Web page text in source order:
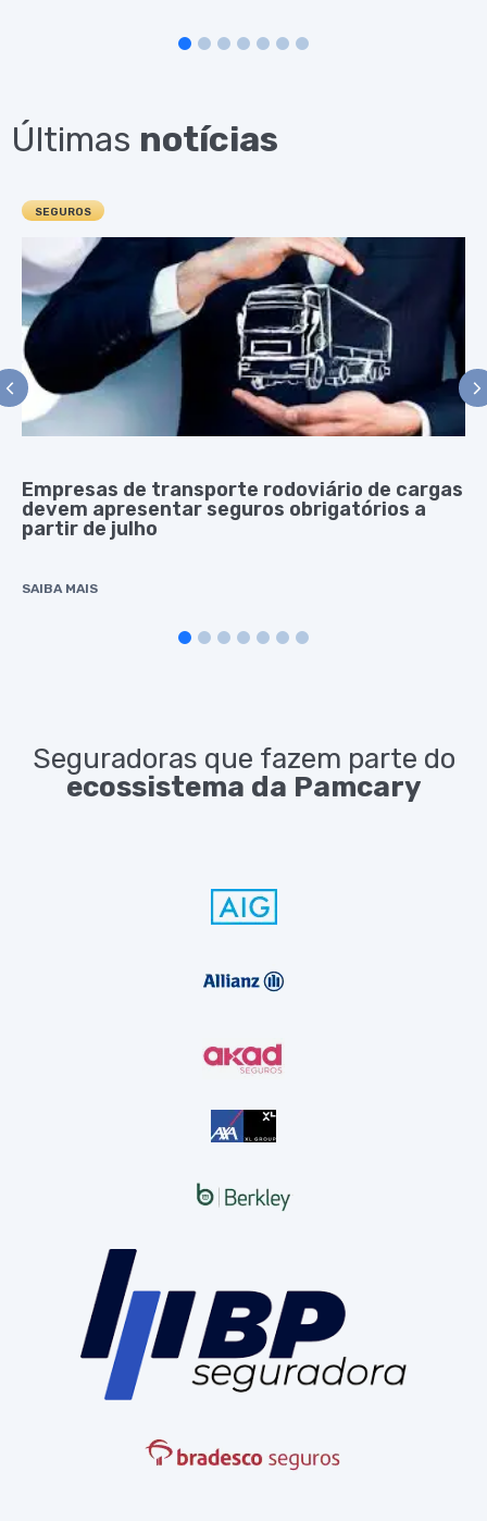
4 5 6 7
Últimas notícias
SEGUROS
Empresas de transporte rodoviário de cargas
devem apresentar seguros obrigatórios a
partir de julho
SAIBA MAIS
4 5 6 7
Seguradoras que fazem parte do
ecossistema da Pamcary